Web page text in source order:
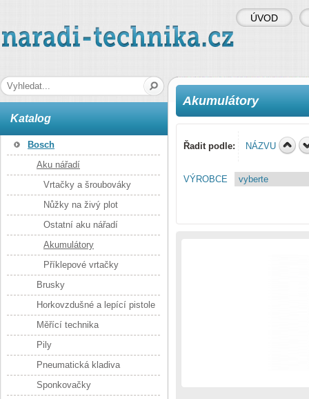
naradi-technika.cz
Akumulátory
Řadit podle: NÁZVU
VÝROBCE
Katalog
Bosch
Aku nářadí
Vrtačky a šroubováky
Nůžky na živý plot
Ostatní aku nářadí
Akumulátory
Příklepové vrtačky
Brusky
Horkovzdušné a lepící pistole
Měřící technika
Pily
Pneumatická kladiva
Sponkovačky
ÚVOD
Hledaná fráze